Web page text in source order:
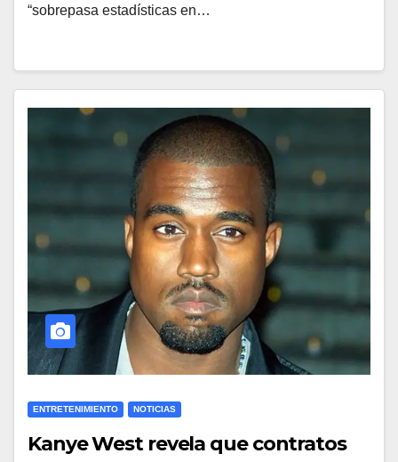
“sobrepasa estadísticas en…
ENTRETENIMIENTO NOTICIAS
Kanye West revela que contratos